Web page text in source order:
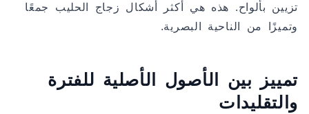
تزيين بألواح. هذه هي أكثر أشكال زجاج الحليب جمعًا
وتميزًا من الناحية البصرية.
تمييز بين الأصول الأصلية للفترة
والتقليدات